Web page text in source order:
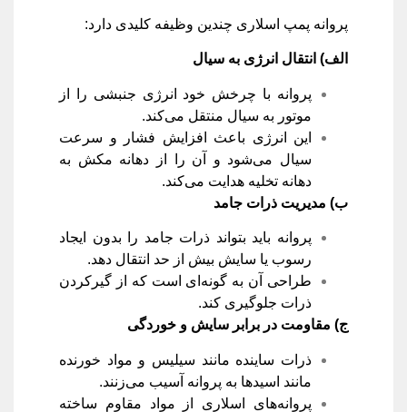
پروانه پمپ اسلاری چندین وظیفه کلیدی دارد:
الف) انتقال انرژی به سیال
پروانه با چرخش خود انرژی جنبشی را از
موتور به سیال منتقل می‌کند.
این انرژی باعث افزایش فشار و سرعت
سیال می‌شود و آن را از دهانه مکش به
دهانه تخلیه هدایت می‌کند.
ب) مدیریت ذرات جامد
پروانه باید بتواند ذرات جامد را بدون ایجاد
رسوب یا سایش بیش از حد انتقال دهد.
طراحی آن به گونه‌ای است که از گیرکردن
ذرات جلوگیری کند.
ج) مقاومت در برابر سایش و خوردگی
ذرات ساینده مانند سیلیس و مواد خورنده
مانند اسیدها به پروانه آسیب می‌زنند.
پروانه‌های اسلاری از مواد مقاوم ساخته